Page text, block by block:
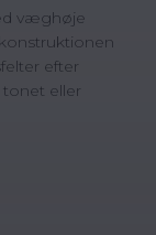
væghøje
efter
eller